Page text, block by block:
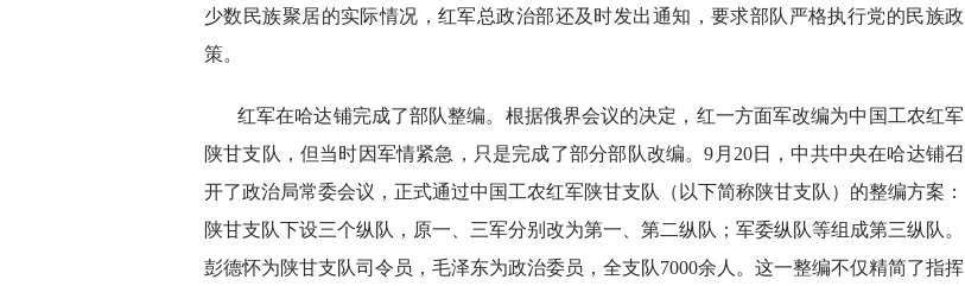
少数民族聚居的实际情况，红军总政治部还及时发出通知，要求部队严格执行党的民族政
策。
红军在哈达铺完成了部队整编。根据俄界会议的决定，红一方面军改编为中国工农红军
陕甘支队，但当时因军情紧急，只是完成了部分部队改编。9月20日，中共中央在哈达铺召
开了政治局常委会议，正式通过中国工农红军陕甘支队（以下简称陕甘支队）的整编方案：
陕甘支队下设三个纵队，原一、三军分别改为第一、第二纵队；军委纵队等组成第三纵队。
彭德怀为陕甘支队司令员，毛泽东为政治委员，全支队7000余人。这一整编不仅精简了指挥